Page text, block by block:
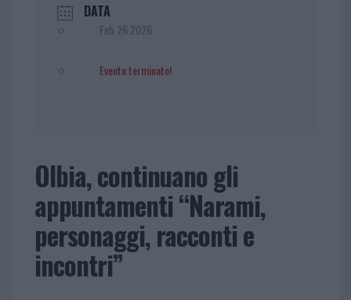
DATA
Feb 26 2026
Evento terminato!
Olbia, continuano gli
appuntamenti “Narami,
personaggi, racconti e
incontri”